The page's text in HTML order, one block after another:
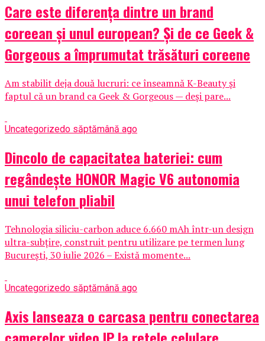
Care este diferența dintre un brand
coreean și unul european? Și de ce Geek &
Gorgeous a împrumutat trăsături coreene
Am stabilit deja două lucruri: ce înseamnă K-Beauty și
faptul că un brand ca Geek & Gorgeous — deși pare...
Uncategorizedo săptămână ago
Dincolo de capacitatea bateriei: cum
regândește HONOR Magic V6 autonomia
unui telefon pliabil
Tehnologia siliciu-carbon aduce 6.660 mAh într-un design
ultra-subțire, construit pentru utilizare pe termen lung
București, 30 iulie 2026 – Există momente...
Uncategorizedo săptămână ago
Axis lanseaza o carcasa pentru conectarea